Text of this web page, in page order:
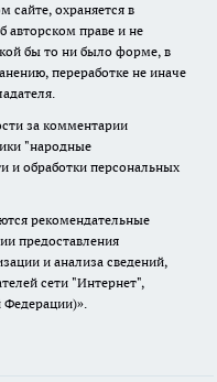
сайте, охраняется в
авторском праве и не
бы то ни было форме, в
переработке не иначе
за комментарии
"народные
и обработки персональных
рекомендательные
предоставления
и анализа сведений,
сети "Интернет",
Федерации)».